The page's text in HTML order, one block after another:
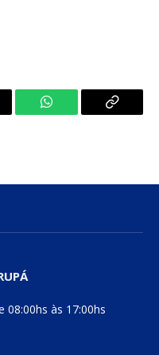
WhatsApp Copiar
08:00hs às 17:00hs